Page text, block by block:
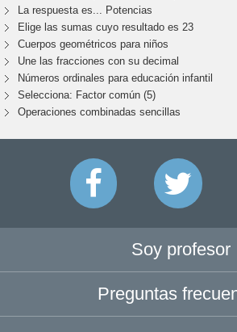
La respuesta es... Potencias
Elige las sumas cuyo resultado es 23
Cuerpos geométricos para niños
Une las fracciones con su decimal
Números ordinales para educación infantil
Selecciona: Factor común (5)
Operaciones combinadas sencillas
Soy profesor
Preguntas